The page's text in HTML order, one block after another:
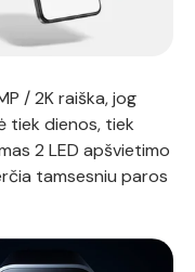
/ 2K raiška, jog
tiek dienos, tiek
2 LED apšvietimo
tamsesniu paros